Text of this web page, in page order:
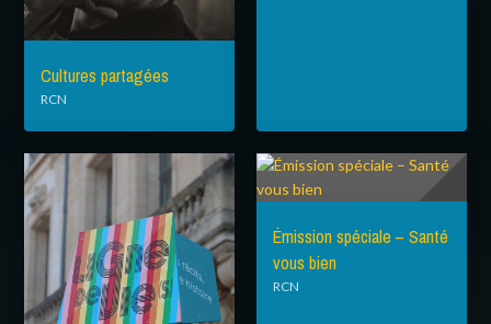
Cultures partagées
RCN
Émission spéciale – Santé
vous bien
RCN